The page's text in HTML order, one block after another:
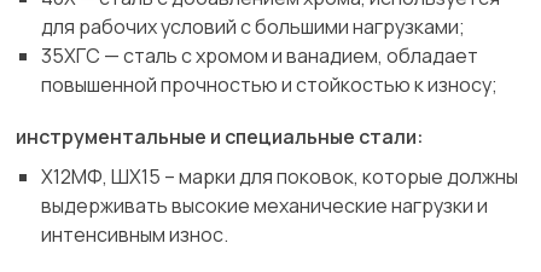
для рабочих условий с большими нагрузками;
35ХГС — сталь с хромом и ванадием, обладает
повышенной прочностью и стойкостью к износу;
инструментальные и специальные стали:
Х12МФ, ШХ15 – марки для поковок, которые должны
выдерживать высокие механические нагрузки и
интенсивным износ.